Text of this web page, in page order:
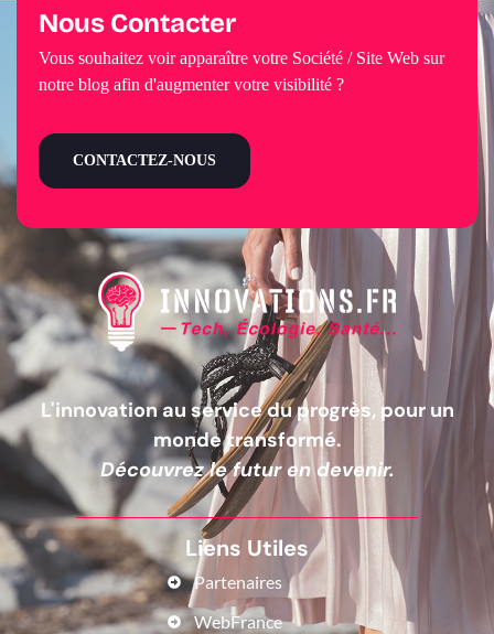
L'innovation au service du progrès, pour un
monde transformé.
Découvrez le futur en devenir.
Liens Utiles
Partenaires
WebFrance
Nous Contacter
Vous souhaitez voir apparaître votre Société / Site Web sur
notre blog afin d'augmenter votre visibilité ?
CONTACTEZ-NOUS